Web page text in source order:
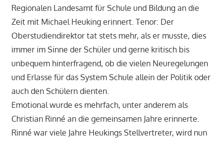
Regionalen Landesamt für Schule und Bildung an die
Zeit mit Michael Heuking erinnert. Tenor: Der
Oberstudiendirektor tat stets mehr, als er musste, dies
immer im Sinne der Schüler und gerne kritisch bis
unbequem hinterfragend, ob die vielen Neuregelungen
und Erlasse für das System Schule allein der Politik oder
auch den Schülern dienten.
Emotional wurde es mehrfach, unter anderem als
Christian Rinné an die gemeinsamen Jahre erinnerte.
Rinné war viele Jahre Heukings Stellvertreter, wird nun